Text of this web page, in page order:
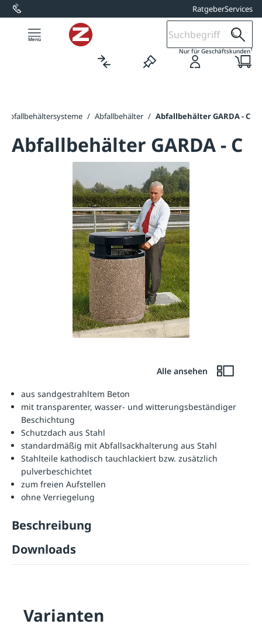
springen RatgeberServices
Nur für Geschäftskunden1
Abfallbehältersysteme / Abfallbehälter / Abfallbehälter GARDA - C
Abfallbehälter GARDA - C
Alle ansehen
aus sandgestrahltem Beton
mit transparenter, wasser- und witterungsbeständiger
Beschichtung
Schutzdach aus Stahl
standardmäßig mit Abfallsackhalterung aus Stahl
Stahlteile kathodisch tauchlackiert bzw. zusätzlich
pulverbeschichtet
zum freien Aufstellen
ohne Verriegelung
Beschreibung
Downloads
Varianten